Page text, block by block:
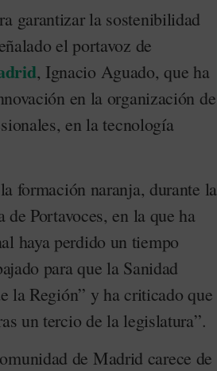
garantizar la sostenibilidad
el portavoz de
, Ignacio Aguado, que ha
en la organización de
en la tecnología
formación naranja, durante la
Portavoces, en la que ha
haya perdido un tiempo
para que la Sanidad
la Región” y ha criticado que
un tercio de la legislatura”.
de Madrid carece de